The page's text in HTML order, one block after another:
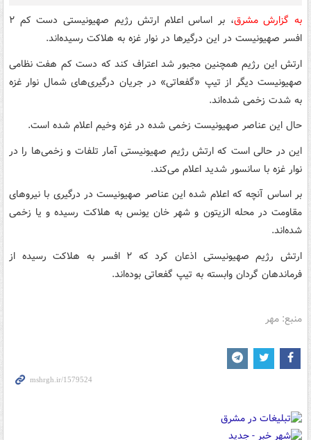
به گزارش مشرق
، بر اساس اعلام ارتش رژیم صهیونیستی دست کم ۲
افسر صهیونیست در این درگیرها در نوار غزه به هلاکت رسیده‌اند.
ارتش این رژیم همچنین مجبور شد اعتراف کند که دست کم هفت نظامی
صهیونیست دیگر از تیپ «گفعاتی» در جریان درگیری‌های شمال نوار غزه
به شدت زخمی شده‌اند.
حال این عناصر صهیونیست زخمی شده در غزه وخیم اعلام شده است.
این در حالی است که ارتش رژیم صهیونیستی آمار تلفات و زخمی‌ها را در
نوار غزه با سانسور شدید اعلام می‌کند.
بر اساس آنچه که اعلام شده این عناصر صهیونیست در درگیری با نیروهای
مقاومت در محله الزیتون و شهر خان یونس به هلاکت رسیده و یا زخمی
شده‌اند.
ارتش رژیم صهیونیستی اذعان کرد که ۲ افسر به هلاکت رسیده از
فرماندهان گردان وابسته به تیپ گفعاتی بوده‌اند.
منبع: مهر